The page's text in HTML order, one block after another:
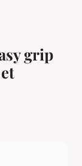
grip